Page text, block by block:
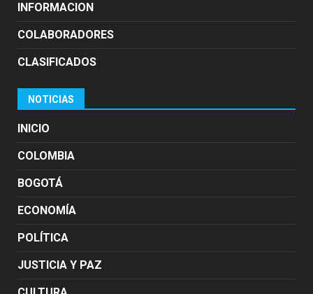
INFORMACION
COLABORADORES
CLASIFICADOS
NOTICIAS
INICIO
COLOMBIA
BOGOTÁ
ECONOMÍA
POLÍTICA
JUSTICIA Y PAZ